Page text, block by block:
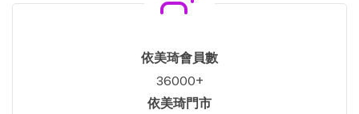
依美琦會員數
36000+
依美琦門市